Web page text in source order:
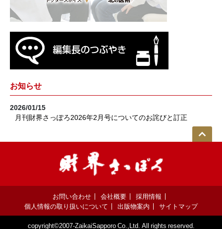
お知らせ
2026/01/15
月刊財界さっぽろ2026年2月号についてのお詫びと訂正
お問い合わせ 会社概要
採用情報
個人情報の取り扱いについて
出版物案内 サイトマップ
copyright©2007-ZaikaiSapporo Co.,Ltd. All rights reserved.